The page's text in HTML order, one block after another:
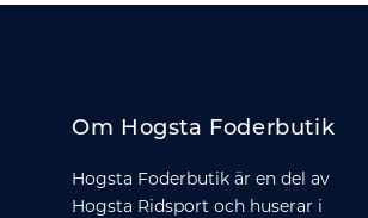
Om Hogsta Foderbutik
Hogsta Foderbutik är en del av
Hogsta Ridsport och huserar i